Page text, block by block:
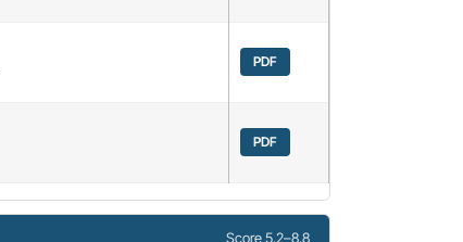
PDF
PDF
Score 5.2–8.8